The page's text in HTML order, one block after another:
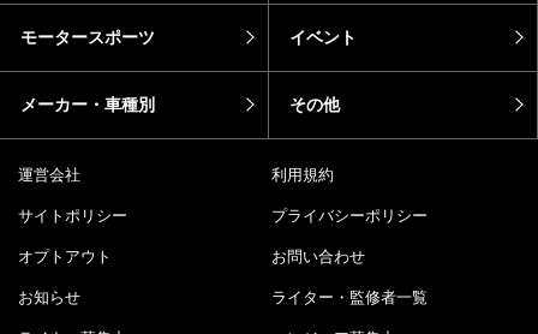
モータースポーツ イベント
メーカー・車種別 その他
運営会社 利用規約
サイトポリシー プライバシーポリシー
オプトアウト お問い合わせ
お知らせ ライター・監修者一覧